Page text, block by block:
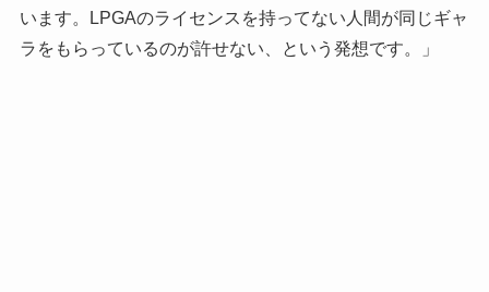
います。LPGAのライセンスを持ってない人間が同じギャ
ラをもらっているのが許せない、という発想です。」